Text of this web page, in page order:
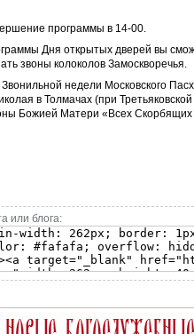
программы в 14-00.
Дня открытых дверей вы
звоны колоколов Замоскворечья.
Звонильной недели Московского
в Толмачах (при
Божией Матери «Всех
или блога: